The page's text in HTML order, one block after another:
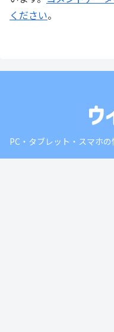
ください。
PC・タブレット・スマホ